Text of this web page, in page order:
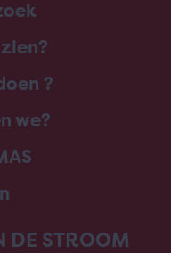
?
we?
DE STROOM